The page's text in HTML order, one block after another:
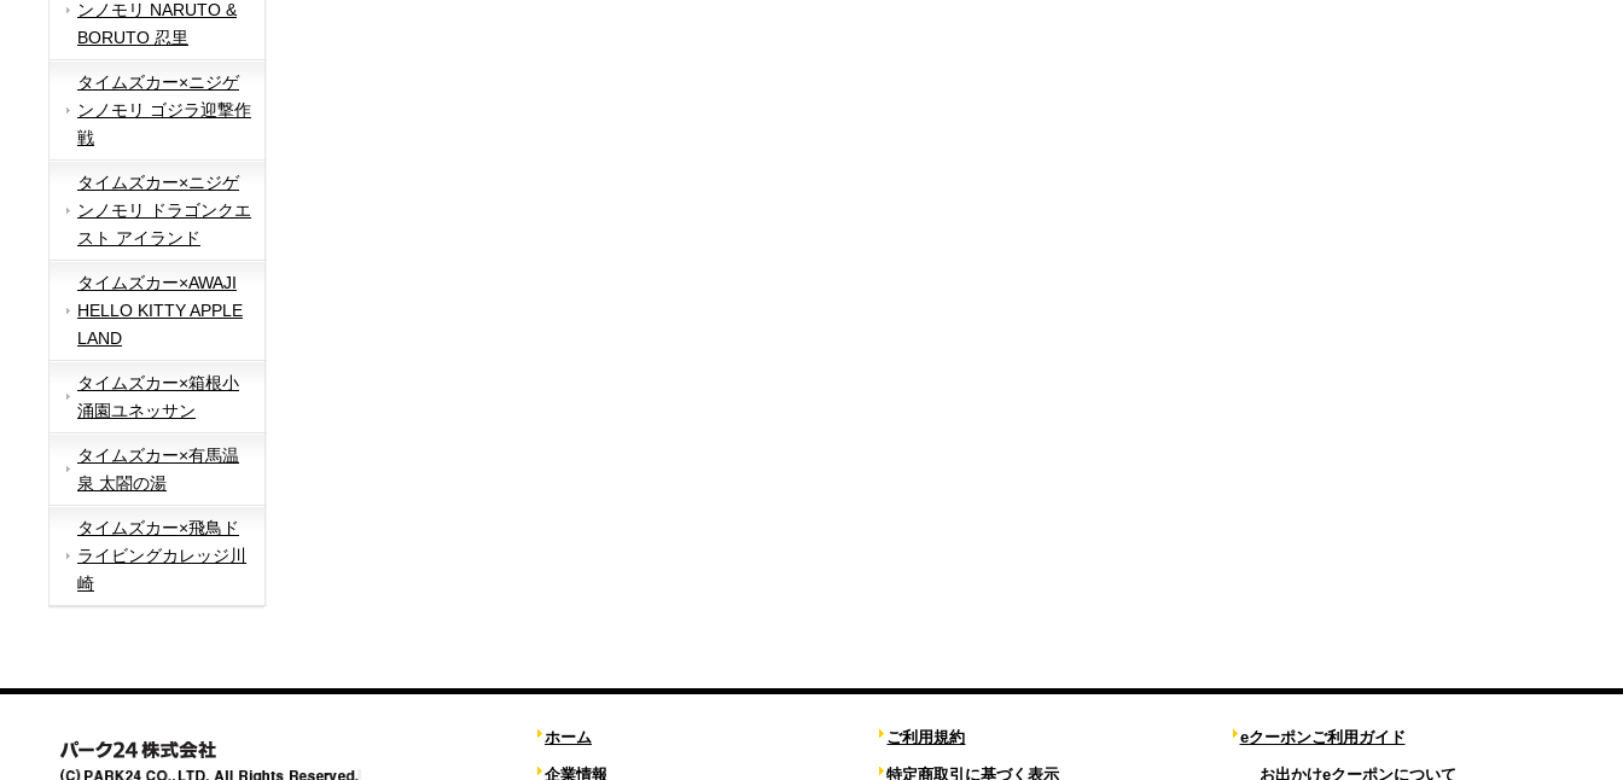
ンノモリ NARUTO &
BORUTO 忍里
タイムズカー×ニジゲ
ンノモリ ゴジラ迎撃作
戦
タイムズカー×ニジゲ
ンノモリ ドラゴンクエ
スト アイランド
タイムズカー×AWAJI
HELLO KITTY APPLE
LAND
タイムズカー×箱根小
涌園ユネッサン
タイムズカー×有馬温
泉 太閤の湯
タイムズカー×飛鳥ド
ライビングカレッジ川
崎
ホーム
企業情報
ご利用規約
特定商取引に基づく表示
eクーポンご利用ガイド
お出かけeクーポンについて